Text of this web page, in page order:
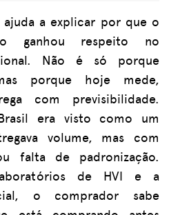
ajuda a explicar por que o
ganhou respeito no
Não é só porque
porque hoje mede,
com previsibilidade.
era visto como um
volume, mas com
falta de padronização.
de HVI e a
o comprador sabe